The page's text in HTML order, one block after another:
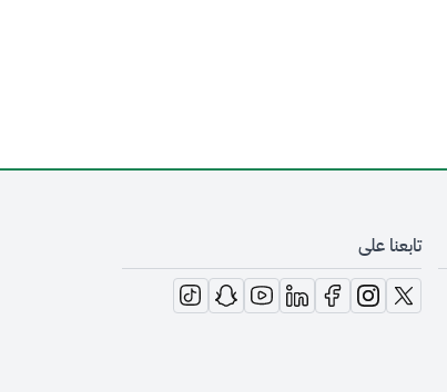
تابعنا على
opens in new window
opens in new window
opens in new window
opens in new window
opens in new window
opens in new window
opens in new window